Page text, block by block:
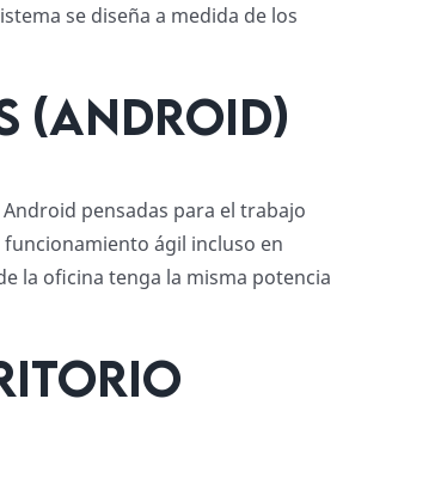
se diseña a medida de los
(Android)
pensadas para el trabajo
ágil incluso en
la oficina tenga la misma potencia